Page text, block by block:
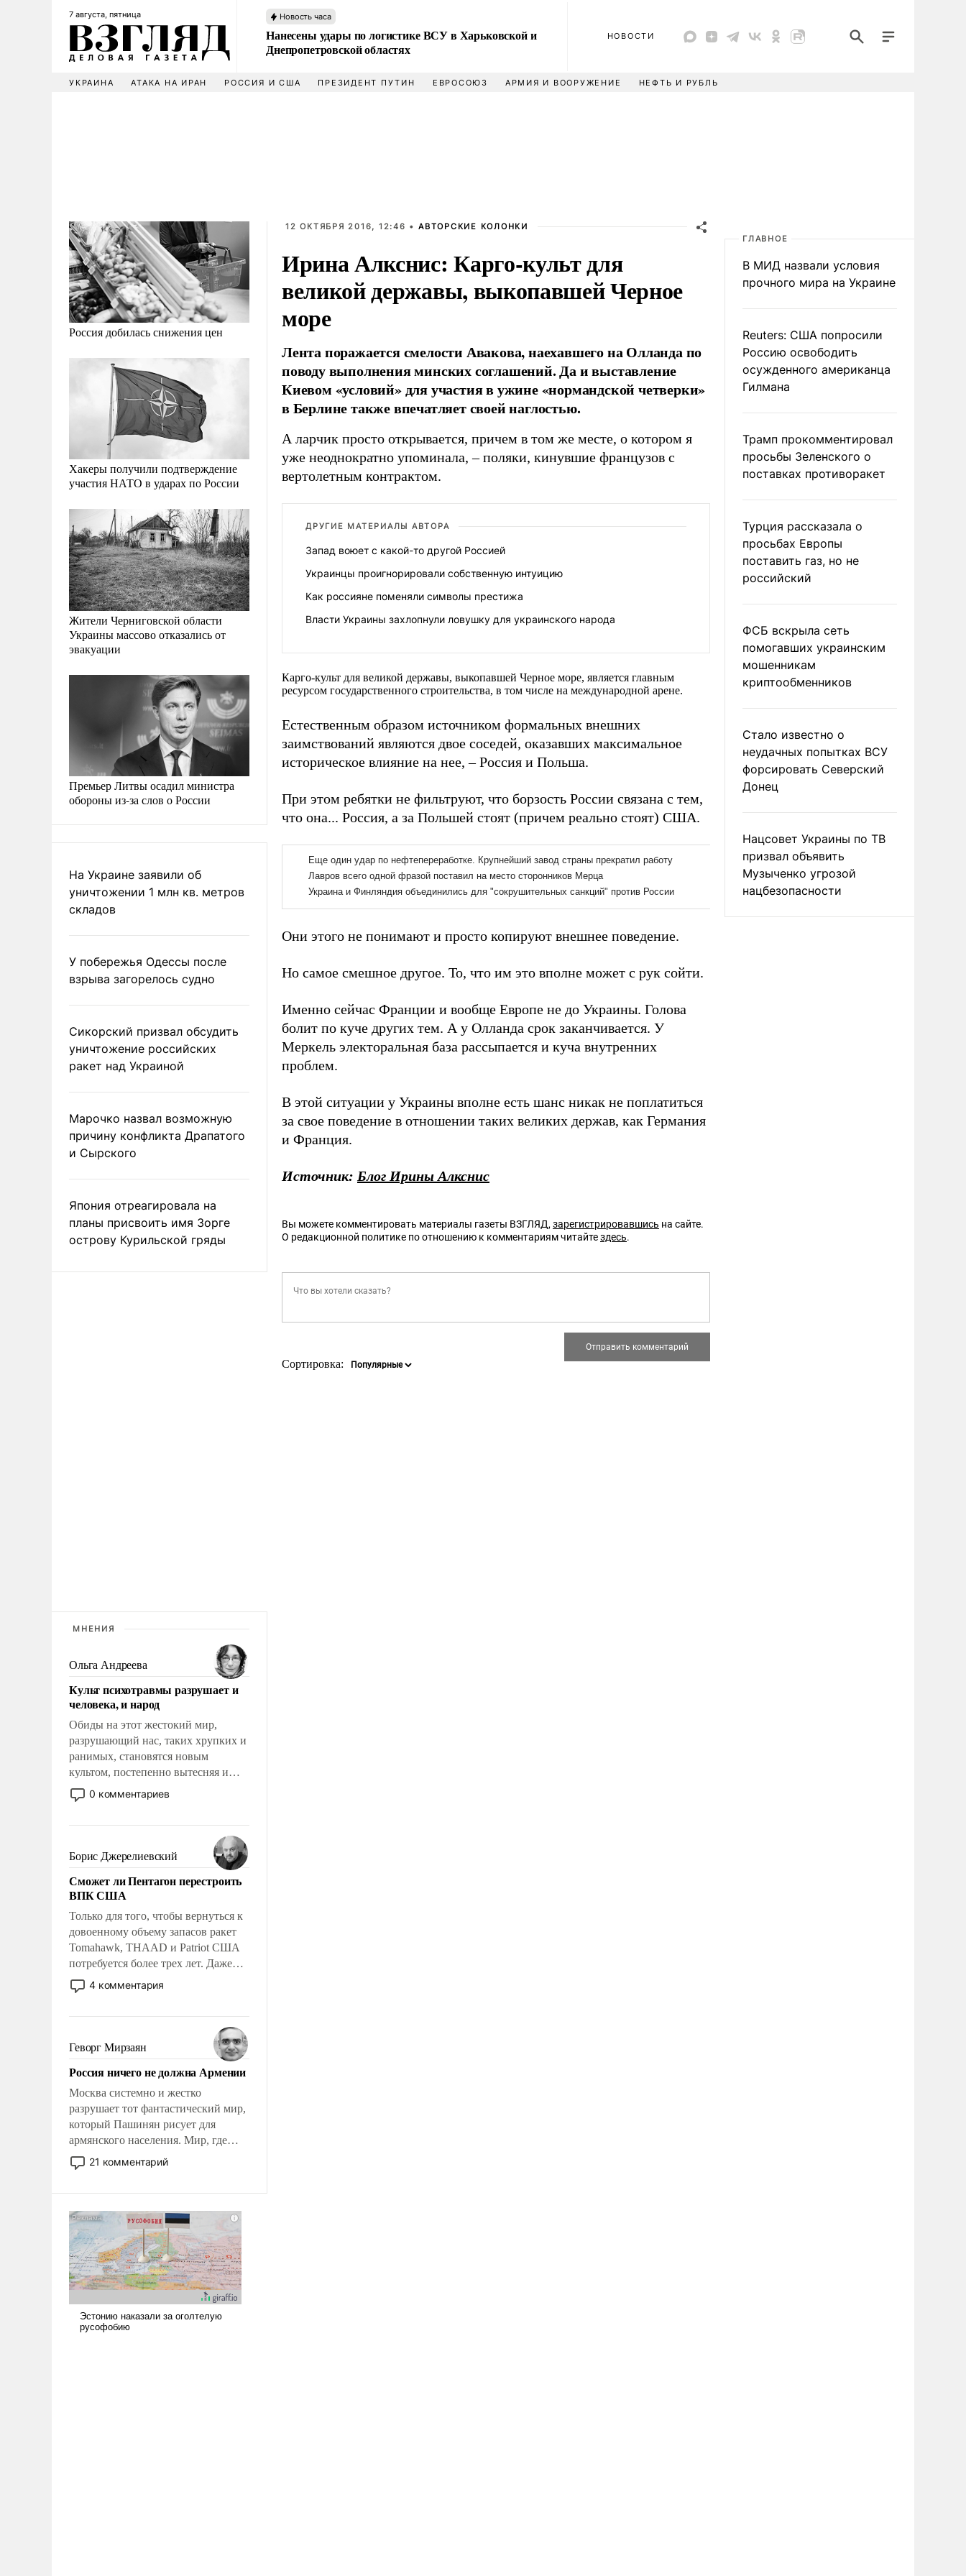
7 августа, пятница Новость часа
Нанесены удары по логистике ВСУ в Харьковской и
Днепропетровской областях
НОВОСТИ
УКРАИНА АТАКА НА ИРАН РОССИЯ И США ПРЕЗИДЕНТ ПУТИН ЕВРОСОЮЗ АРМИЯ И ВООРУЖЕНИЕ НЕФТЬ И РУБЛЬ
Россия добилась снижения цен
Хакеры получили подтверждение
участия НАТО в ударах по России
Жители Черниговской области
Украины массово отказались от
эвакуации
Премьер Литвы осадил министра
обороны из-за слов о России
На Украине заявили об
уничтожении 1 млн кв. метров
складов
У побережья Одессы после
взрыва загорелось судно
Сикорский призвал обсудить
уничтожение российских
ракет над Украиной
Марочко назвал возможную
причину конфликта Драпатого
и Сырского
Япония отреагировала на
планы присвоить имя Зорге
острову Курильской гряды
МНЕНИЯ
Ольга Андреева
Культ психотравмы разрушает и
человека, и народ
Обиды на этот жестокий мир,
разрушающий нас, таких хрупких и
ранимых, становятся новым
культом, постепенно вытесняя и
отменяя традиционное требование к
человеку – быть мужественным и
на себя ответственность, помогать
слабым, идти вперед и
адаптироваться.
0 комментариев
Борис Джерелиевский
Сможет ли Пентагон перестроить
ВПК США
Только для того, чтобы вернуться к
довоенному объему запасов ракет
Tomahawk, THAAD и Patriot США
потребуется более трех лет. Даже
небольшая война с Ираном
опустошила американские
уязвимости США, например, перед
Китаем.
4 комментария
Геворг Мирзаян
Россия ничего не должна Армении
Москва системно и жестко
разрушает тот фантастический мир,
который Пашинян рисует для
армянского населения. Мир, где
политические прожекты будут
безусловно оплачиваться за счет
нужно отвечать.
21 комментарий
12 ОКТЯБРЯ 2016, 12:46 • АВТОРСКИЕ КОЛОНКИ
Ирина Алкснис: Карго-культ для
великой державы, выкопавшей Черное
море
Лента поражается смелости Авакова, наехавшего на Олланда по
поводу выполнения минских соглашений. Да и выставление
Киевом «условий» для участия в ужине «нормандской четверки»
в Берлине также впечатляет своей наглостью.
А ларчик просто открывается, причем в том же месте, о котором я
уже неоднократно упоминала, – поляки, кинувшие французов с
вертолетным контрактом.
ДРУГИЕ МАТЕРИАЛЫ АВТОРА
Запад воюет с какой-то другой Россией
Украинцы проигнорировали собственную интуицию
Как россияне поменяли символы престижа
Власти Украины захлопнули ловушку для украинского народа
Карго-культ для великой державы, выкопавшей Черное море, является главным
ресурсом государственного строительства, в том числе на международной арене.
Естественным образом источником формальных внешних
заимствований являются двое соседей, оказавших максимальное
историческое влияние на нее, – Россия и Польша.
При этом ребятки не фильтруют, что борзость России связана с тем,
что она... Россия, а за Польшей стоят (причем реально стоят) США.
Они этого не понимают и просто копируют внешнее поведение.
Но самое смешное другое. То, что им это вполне может с рук сойти.
Именно сейчас Франции и вообще Европе не до Украины. Голова
болит по куче других тем. А у Олланда срок заканчивается. У
Меркель электоральная база рассыпается и куча внутренних
проблем.
В этой ситуации у Украины вполне есть шанс никак не поплатиться
за свое поведение в отношении таких великих держав, как Германия
и Франция.
Источник: Блог Ирины Алкснис
Вы можете комментировать материалы газеты ВЗГЛЯД, зарегистрировавшись на сайте.
О редакционной политике по отношению к комментариям читайтездесь.
Сортировка:
ГЛАВНОЕ
В МИД назвали условия
прочного мира на Украине
Reuters: США попросили
Россию освободить
осужденного американца
Гилмана
Трамп прокомментировал
просьбы Зеленского о
поставках противоракет
Турция рассказала о
просьбах Европы
поставить газ, но не
российский
ФСБ вскрыла сеть
помогавших украинским
мошенникам
криптообменников
Стало известно о
неудачных попытках ВСУ
форсировать Северский
Донец
Нацсовет Украины по ТВ
призвал объявить
Музыченко угрозой
нацбезопасности